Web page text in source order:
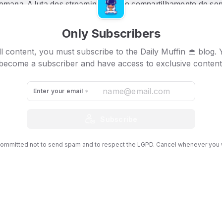
A luta dos streamings com o compartilhamento de
Foi uma semana falando e explicando
do momento, então se você ainda não sabe o que é
Criptomoedas ; volte às edições anteriores do
Segura na mão de Deus!
Only Subscribers
content, you must subscribe to the Daily Muffin 🧁 blog.
a subscriber and have access to exclusive
Enter your email
not to send spam and to respect the LGPD. Cancel whenever you